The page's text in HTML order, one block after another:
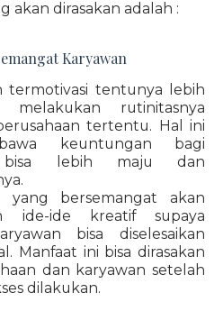
akan dirasakan adalah :
Karyawan
termotivasi tentunya lebih
melakukan rutinitasnya
tertentu. Hal ini
keuntungan bagi
bisa lebih maju dan
yang bersemangat akan
ide-ide kreatif supaya
bisa diselesaikan
Manfaat ini bisa dirasakan
dan karyawan setelah
dilakukan.